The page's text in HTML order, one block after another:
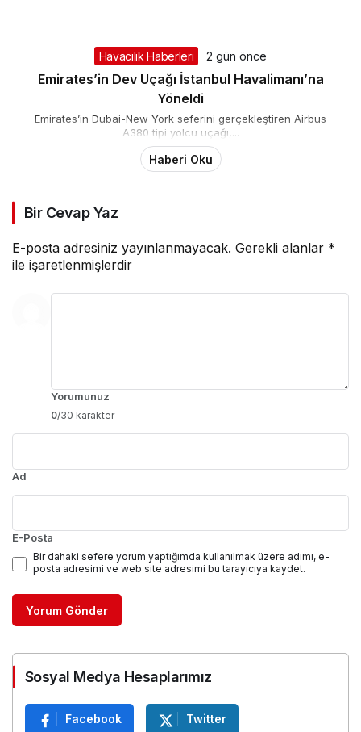
Havacılık Haberleri 2 gün önce
Emirates’in Dev Uçağı İstanbul Havalimanı’na
Yöneldi
Emirates’in Dubai-New York seferini gerçekleştiren Airbus
A380 tipi yolcu uçağı,...
Haberi Oku
Bir Cevap Yaz
E-posta adresiniz yayınlanmayacak. Gerekli alanlar *
ile işaretlenmişlerdir
Yorumunuz
0/30 karakter
Ad
E-Posta
Bir dahaki sefere yorum yaptığımda kullanılmak üzere adımı, e-
posta adresimi ve web site adresimi bu tarayıcıya kaydet.
Yorum Gönder
Sosyal Medya Hesaplarımız
Facebook Twitter